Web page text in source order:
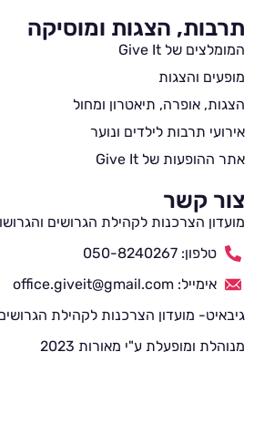
תרבות, הצגות ומוסיקה
המומלצים של Give It
מופעים והצגות
הצגות, אופרה, תיאטרון ומחול
אירועי תרבות לילדים ונוער
אתר ההופעות של Give It
צור קשר
מועדון הצרכנות לקהילת הגרושים
טלפון: 050-8240267
אימייל: office.giveit@gmail.com
גיבאיט- מועדון הצרכנות לקהילת
מנוהלת ומופעלת ע"י מאורות 2023